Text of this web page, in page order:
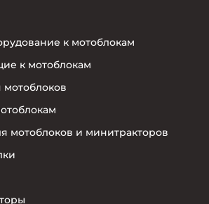
к мотоблокам
к мотоблокам
мотоблоков и минитракторов